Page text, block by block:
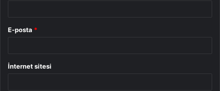
E-posta *
İnternet sitesi